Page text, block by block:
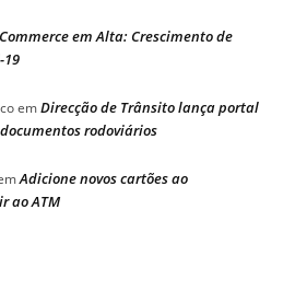
em Alta: Crescimento de
19
emDirecção de Trânsito lança portal
rodoviários
Adicione novos cartões ao
ao ATM